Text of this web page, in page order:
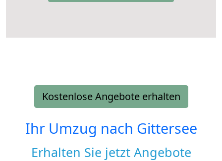
Kostenlose Angebote erhalten
Ihr Umzug nach Gittersee
Erhalten Sie jetzt Angebote